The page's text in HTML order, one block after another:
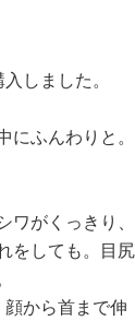
しました。
にふんわりと。
ワがくっきり、
をしても。目尻
から首まで伸